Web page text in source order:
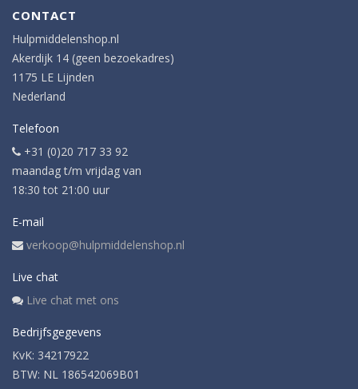
CONTACT
Hulpmiddelenshop.nl
Akerdijk 14 (geen bezoekadres)
1175 LE Lijnden
Nederland
Telefoon
+31 (0)20 717 33 92
maandag t/m vrijdag van
18:30 tot 21:00 uur
E-mail
verkoop@hulpmiddelenshop.nl
Live chat
Live chat met ons
Bedrijfsgegevens
KvK: 34217922
BTW: NL 186542069B01